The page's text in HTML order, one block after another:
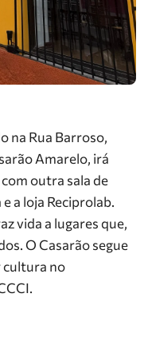
na Rua Barroso,
Amarelo, irá
outra sala de
a loja Reciprolab.
vida a lugares que,
O Casarão segue
cultura no